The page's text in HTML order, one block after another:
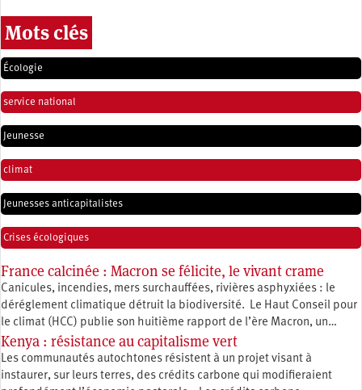
Mots clés
Écologie
service national
Jeunesse
climat
Jeunesses anticapitalistes
Crises écologiques
France calcinée : Macron se félicite, le vivant crame
Canicules, incendies, mers surchauffées, rivières asphyxiées : le
déréglement climatique détruit la biodiversité. Le Haut Conseil pour
le climat (HCC) publie son huitième rapport de l’ère Macron, un…
Kenya : résistance au capitalisme vert
Les communautés autochtones résistent à un projet visant à
instaurer, sur leurs terres, des crédits carbone qui modifieraient